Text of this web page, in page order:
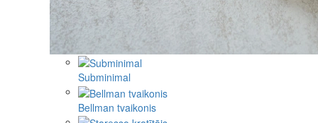
Subminimal
Bellman tvaikonis